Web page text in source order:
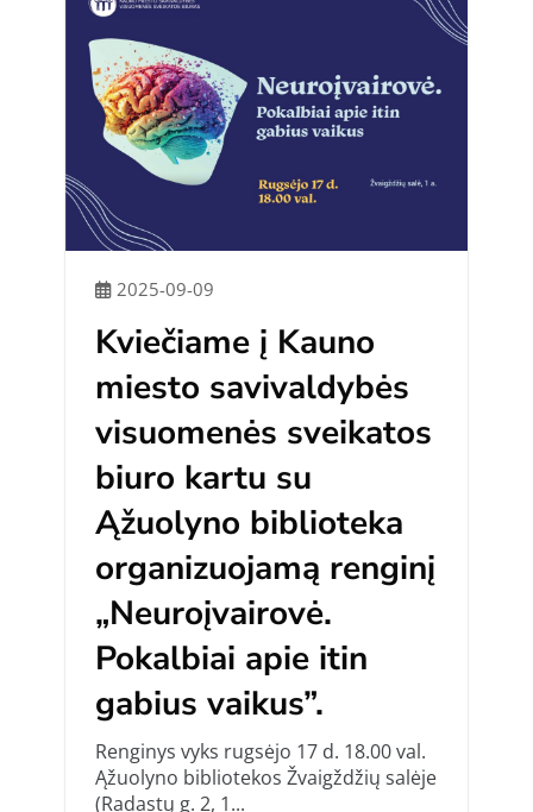
2025-09-09
Kviečiame į Kauno
miesto savivaldybės
visuomenės sveikatos
biuro kartu su
Ąžuolyno biblioteka
organizuojamą renginį
„Neuroįvairovė.
Pokalbiai apie itin
gabius vaikus”.
Renginys vyks rugsėjo 17 d. 18.00 val.
Ąžuolyno bibliotekos Žvaigždžių salėje
(Radastų g. 2, 1...